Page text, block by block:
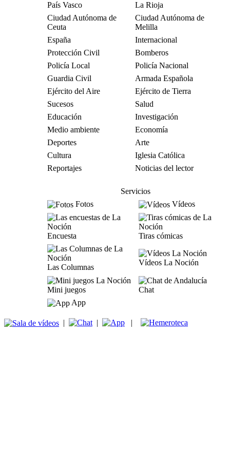
País Vasco
La Rioja
Ciudad Autónoma de
Ceuta
Ciudad Autónoma de
Melilla
España
Internacional
Protección Civil
Bomberos
Policía Local
Policía Nacional
Guardia Civil
Armada Española
Ejército del Aire
Ejército de Tierra
Sucesos
Salud
Educación
Investigación
Medio ambiente
Economía
Deportes
Arte
Cultura
Iglesia Católica
Reportajes
Noticias del lector
Servicios
Fotos
Vídeos
Encuesta Tiras cómicas
Las Columnas
Vídeos La Noción
Mini juegos
Chat
App
| | |